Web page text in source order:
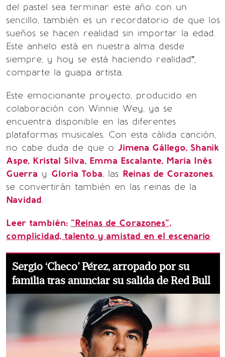
del pastel sea terminar este año con un
sencillo, también es un recordatorio de que los
sueños se hacen realidad sin importar la edad.
Este anhelo está en nuestra alma desde
siempre, y hoy se está haciendo realidad”,
comparte la guapa artista.
Este emocionante proyecto, producido en
colaboración con Winnie Wey, ya se
encuentra disponible en las diferentes
plataformas musicales. Con esta cálida canción,
no cabe duda de que o Jimena Gállego, Shanik
Aspe, Kristal Silva, Emma Escalante, Maria Inés
Guerra y Gloria Toba, las Reinas de Corazones,
se convertirán también en las reinas de la
Navidad.
Leer también: "Reinas de Corazones",
complicidad, talento y amistad en el escenario
Sergio ‘Checo’ Pérez, arropado por su
familia tras anunciar su salida de Red Bull